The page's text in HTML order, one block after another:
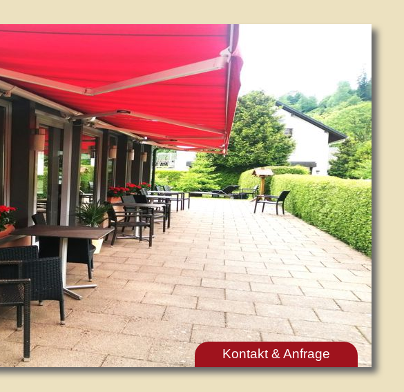
Kontakt & Anfrage